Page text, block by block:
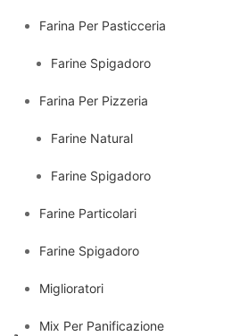
Farina Per Pasticceria
Farine Spigadoro
Farina Per Pizzeria
Farine Natural
Farine Spigadoro
Farine Particolari
Farine Spigadoro
Miglioratori
Mix Per Panificazione